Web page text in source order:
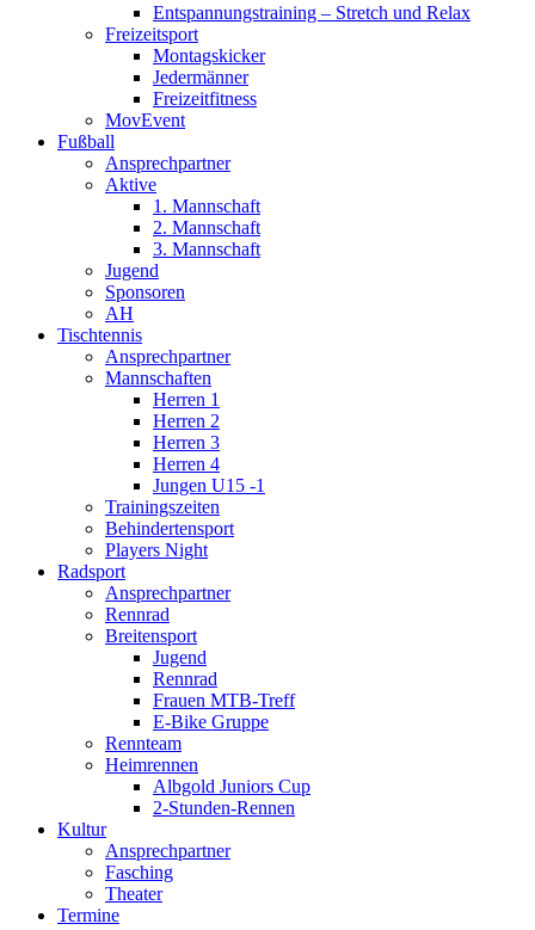
Entspannungstraining – Stretch und Relax
Freizeitsport
Montagskicker
Jedermänner
Freizeitfitness
MovEvent
Fußball
Ansprechpartner
Aktive
1. Mannschaft
2. Mannschaft
3. Mannschaft
Jugend
Sponsoren
AH
Tischtennis
Ansprechpartner
Mannschaften
Herren 1
Herren 2
Herren 3
Herren 4
Jungen U15 -1
Trainingszeiten
Behindertensport
Players Night
Radsport
Ansprechpartner
Rennrad
Breitensport
Jugend
Rennrad
Frauen MTB-Treff
E-Bike Gruppe
Rennteam
Heimrennen
Albgold Juniors Cup
2-Stunden-Rennen
Kultur
Ansprechpartner
Fasching
Theater
Termine